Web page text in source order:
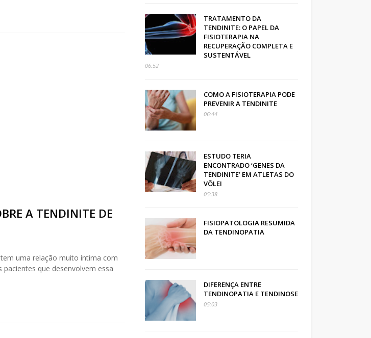
A TENDINITE DE
uma relação muito íntima com
pacientes que desenvolvem essa
TRATAMENTO DA
TENDINITE: O PAPEL DA
FISIOTERAPIA NA
RECUPERAÇÃO COMPLETA E
SUSTENTÁVEL
06:52
COMO A FISIOTERAPIA PODE
PREVENIR A TENDINITE
06:44
ESTUDO TERIA
ENCONTRADO ‘GENES DA
TENDINITE’ EM ATLETAS DO
VÔLEI
05:38
FISIOPATOLOGIA RESUMIDA
DA TENDINOPATIA
DIFERENÇA ENTRE
TENDINOPATIA E TENDINOSE
05:03